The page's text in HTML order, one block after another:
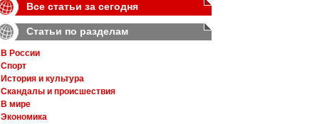
Все статьи за сегодня
Статьи по разделам
В России
Спорт
История и культура
Скандалы и происшествия
В мире
Экономика